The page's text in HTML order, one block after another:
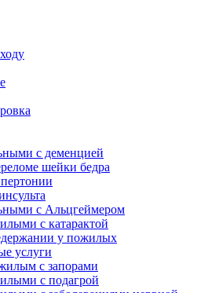
«Родительская усадьба»
с деменцией
шейки бедра
с Альцгеймером
с катарактой
у пожилых
услуги
с запорами
с подагрой